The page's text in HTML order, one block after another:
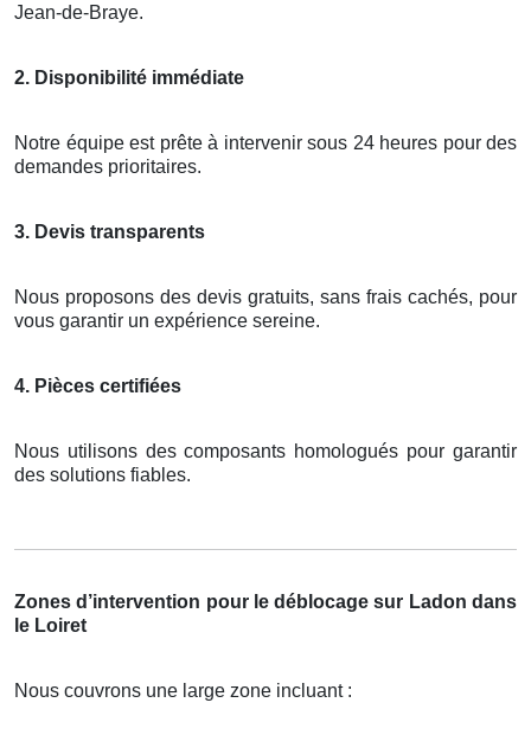
Jean-de-Braye.
2. Disponibilité immédiate
Notre équipe est prête à intervenir sous 24 heures pour des
demandes prioritaires.
3. Devis transparents
Nous proposons des devis gratuits, sans frais cachés, pour
vous garantir un expérience sereine.
4. Pièces certifiées
Nous utilisons des composants homologués pour garantir
des solutions fiables.
Zones d’intervention pour le déblocage sur Ladon dans
le Loiret
Nous couvrons une large zone incluant :